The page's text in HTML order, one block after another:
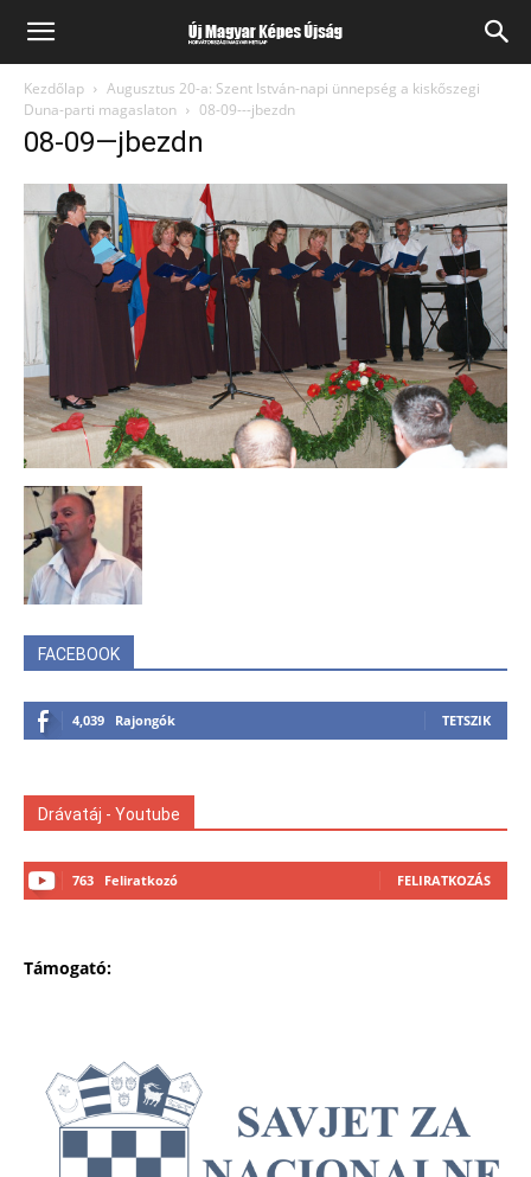
Kezdőlap
Augusztus 20-a: Szent István-napi ünnepség a kiskőszegi
Duna-parti magaslaton
08-09---jbezdn
08-09—jbezdn
FACEBOOK
4,039 Rajongók TETSZIK
Drávatáj - Youtube
763 Feliratkozó FELIRATKOZÁS
Támogató: